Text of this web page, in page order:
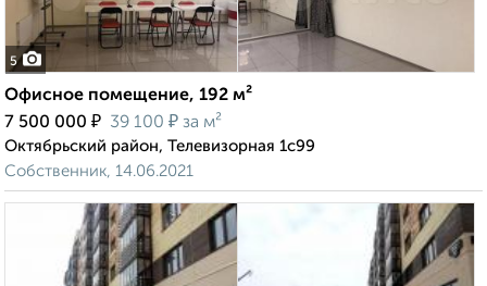
5
Офисное помещение, 192 м²
7 500 000 ₽ 39 100 ₽ за м²
Октябрьский район, Телевизорная 1с99
Собственник, 14.06.2021